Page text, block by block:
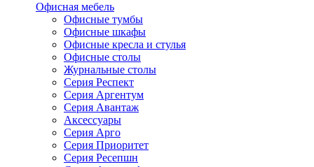
Офисная мебель
Офисные тумбы
Офисные шкафы
Офисные кресла и стулья
Офисные столы
Журнальные столы
Серия Респект
Серия Аргентум
Серия Авантаж
Аксессуары
Серия Арго
Серия Приоритет
Серия Ресепшн